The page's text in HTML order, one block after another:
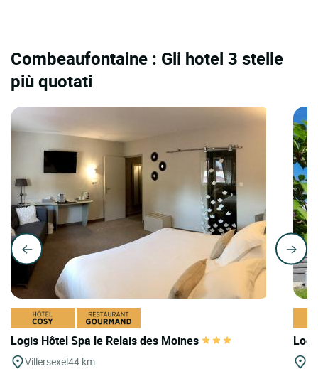
Combeaufontaine : Gli hotel 3 stelle
più quotati
Logis Hôtel Spa le Relais des Moines
Villersexel44 km